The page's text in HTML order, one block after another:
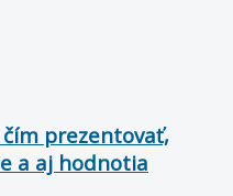
prezentovať,
a aj hodnotia